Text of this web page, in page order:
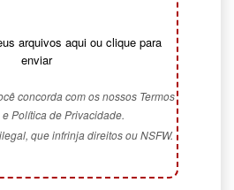
arquivos aqui ou clique para
enviar
concorda com os nossos Termos
Política de Privacidade.
que infrinja direitos ou NSFW.